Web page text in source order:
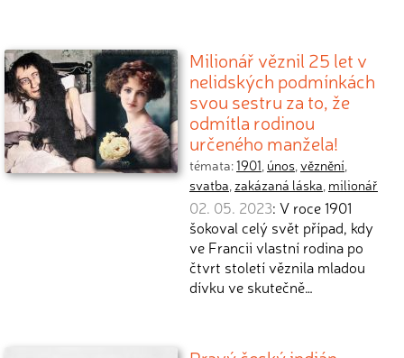
Milionář věznil 25 let v
nelidských podmínkách
svou sestru za to, že
odmítla rodinou
určeného manžela!
témata:1901, únos,věznění,
svatba, zakázaná láska, milionář
02. 05. 2023: V roce 1901
šokoval celý svět případ, kdy
ve Francii vlastní rodina po
čtvrt století věznila mladou
dívku ve skutečně…